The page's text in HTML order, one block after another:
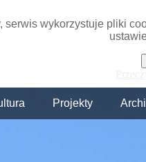
serwis wykorzystuje pliki
Projekty